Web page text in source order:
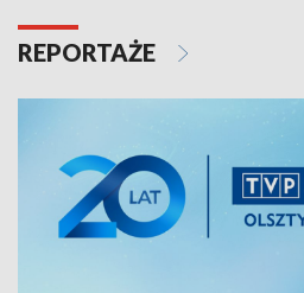
REPORTAŻE